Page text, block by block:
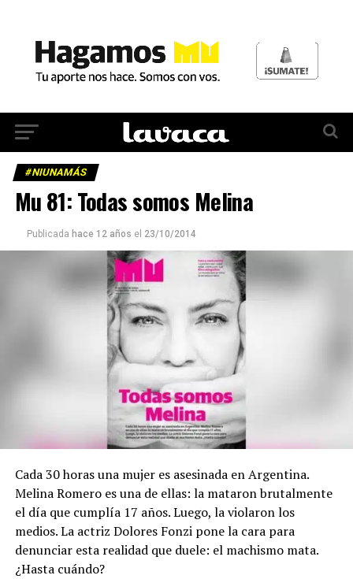
#NIUNAMÁS
Mu 81: Todas somos Melina
Publicada hace 12 años el 23/10/2014
Cada 30 horas una mujer es asesinada en Argentina.
Melina Romero es una de ellas: la mataron brutalmente
el día que cumplía 17 años. Luego, la violaron los
medios. La actriz Dolores Fonzi pone la cara para
denunciar esta realidad que duele: el machismo mata.
¿Hasta cuándo?